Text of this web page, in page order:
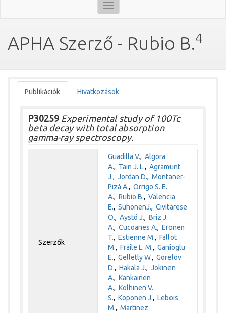
Toggle
navigation
APHA Szerző - Rubio B.4
Publikációk Hivatkozások
P30259 Experimental study of 100Tc
beta decay with total absorption
gamma-ray spectroscopy.
Szerzők
Guadilla V.,Algora
A., Tain J. L.,Agramunt
J.,Jordan D.,Montaner-
Pizá A.,Orrigo S. E.
A.,Rubio B.,Valencia
E.,SuhonenJ.,Civitarese
O.,Aystö J.,Briz J.
A.,Cucoanes A.,Eronen
T.,Estienne M.,Fallot
M.,Fraile L. M.,Ganioglu
E.,Gelletly W.,Gorelov
D.,Hakala J.,Jokinen
A.,Kankainen
A.,Kolhinen V.
S.,Koponen J.,Lebois
M.,Martinez